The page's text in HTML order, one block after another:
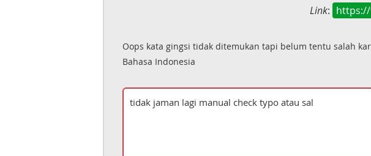
Link:
Oops kata gingsi tidak ditemukan tapi belum tentu salah
Bahasa Indonesia